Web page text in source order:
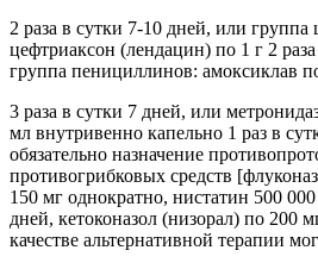
2 раза в сутки 7-10 дней, или группа
цефтриаксон (лендацин) по 1 г 2
группа пенициллинов: амоксиклав
3 раза в сутки 7 дней, или
мл внутривенно капельно 1 раз в
обязательно назначение
противогрибковых средств
150 мг однократно, нистатин 500
дней, кетоконазол (низорал) по 200
качестве альтернативной терапии